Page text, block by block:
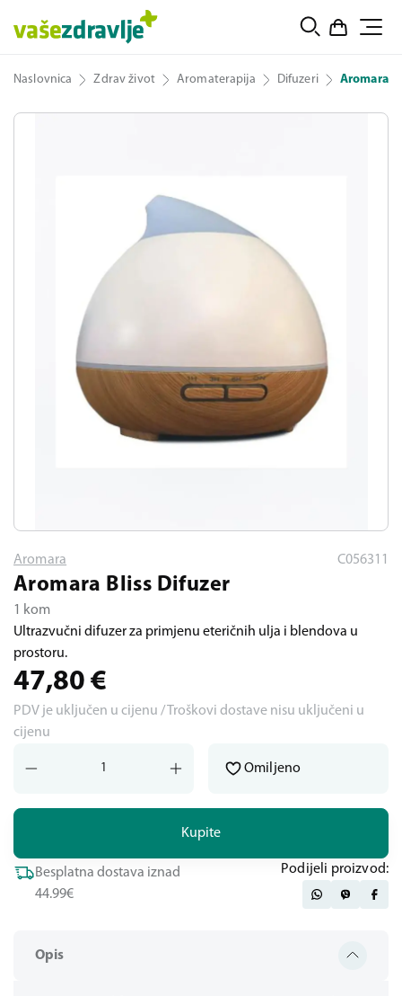
Naslovnica Zdrav život Aromaterapija Difuzeri Aromara
Opis
Aromara C056311
Aromara Bliss Difuzer
1 kom
Ultrazvučni difuzer za primjenu eteričnih ulja i blendova u
prostoru.
47,80 €
PDV je uključen u cijenu / Troškovi dostave nisu uključeni u
cijenu
Kupite
Omiljeno
Besplatna dostava iznad
44.99€
Podijeli proizvod: